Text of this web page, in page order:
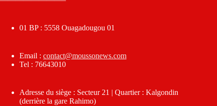
01 BP : 5558 Ouagadougou 01
Email : contact@moussonews.com
Tel : 76643010
Adresse du siège : Secteur 21 | Quartier : Kalgondin
(derrière la gare Rahimo)